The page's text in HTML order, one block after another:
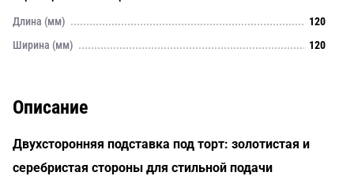
Длина (мм)
120
Ширина (мм)
120
Описание
Двухсторонняя подставка под торт: золотистая и
серебристая стороны для стильной подачи